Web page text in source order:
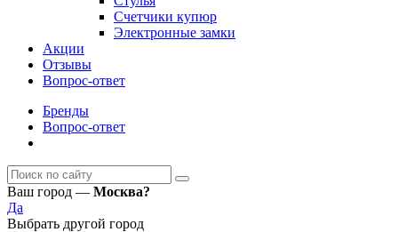
Счетчики купюр
Электронные замки
Акции
Отзывы
Вопрос-ответ
Бренды
Вопрос-ответ
Ваш город — Москва?
Да
Выбрать другой город